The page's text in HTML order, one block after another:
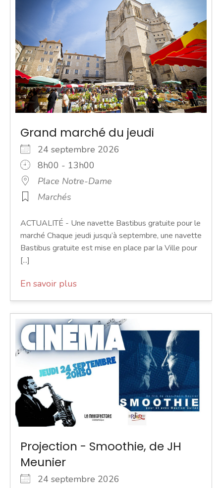
Grand marché du jeudi
24 septembre 2026
8h00 - 13h00
Place Notre-Dame
Marchés
ACTUALITÉ - Une navette Bastibus gratuite pour le
marché Chaque jeudi jusqu’à septembre, une navette
Bastibus gratuite est mise en place par la Ville pour
[...]
En savoir plus
Projection - Smoothie, de JH
Meunier
24 septembre 2026